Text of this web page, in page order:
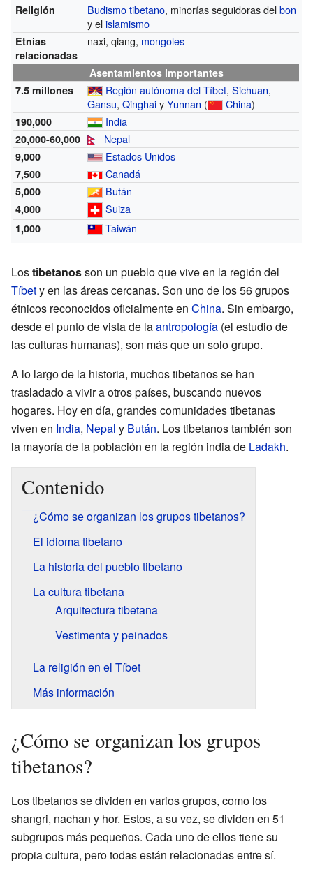
Religión Budismo tibetano, minorías seguidoras delbon
y elislamismo
Etnias
relacionadas
naxi, qiang, mongoles
Asentamientos importantes
7.5 millones
Región autónoma del Tíbet,Sichuan,
Gansu,QinghaiyYunnan ( China)
190,000 India
20,000-60,000 Nepal
9,000 Estados Unidos
7,500 Canadá
5,000 Bután
4,000 Suiza
1,000 Taiwán
Lostibetanosson un pueblo que vive en la región del
Tíbety en las áreas cercanas. Son uno de los 56 grupos
étnicos reconocidos oficialmente en China. Sin embargo,
desde el punto de vista de laantropología (el estudio de
las culturas humanas), son más que un solo grupo.
A lo largo de la historia, muchos tibetanos se han
trasladado a vivir a otros países, buscando nuevos
hogares. Hoy en día, grandes comunidades tibetanas
viven en India, Nepal y Bután. Los tibetanos también son
la mayoría de la población en la región india de Ladakh.
Contenido
¿Cómo se organizan los grupos tibetanos?
El idioma tibetano
La historia del pueblo tibetano
La cultura tibetana
Arquitectura tibetana
Vestimenta y peinados
La religión en el Tíbet
Más información
¿Cómo se organizan los grupos
tibetanos?
Los tibetanos se dividen en varios grupos, como los
shangri, nachan y hor. Estos, a su vez, se dividen en 51
subgrupos más pequeños. Cada uno de ellos tiene su
propia cultura, pero todas están relacionadas entre sí.